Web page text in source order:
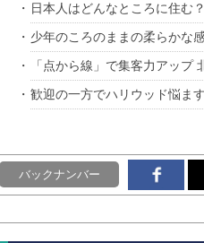
日本人はどんなところに住む
少年のころのままの柔らかな
「点から線」で集客力アップ
歓迎の一方でハリウッド悩ま
バックナンバー